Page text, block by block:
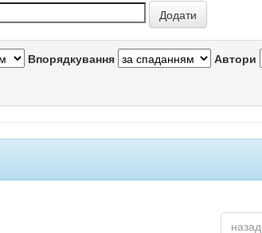
Впорядкування Автори
назад